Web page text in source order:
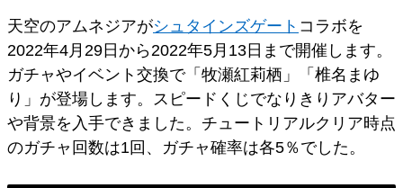
天空のアムネジアがシュタインズゲート コラボを
2022年4月29日から2022年5月13日まで開催します。
ガチャやイベント交換で「牧瀬紅莉栖」「椎名まゆ
り」が登場します。スピードくじでなりきりアバター
や背景を入手できました。チュートリアルクリア時点
のガチャ回数は1回、ガチャ確率は各5％でした。